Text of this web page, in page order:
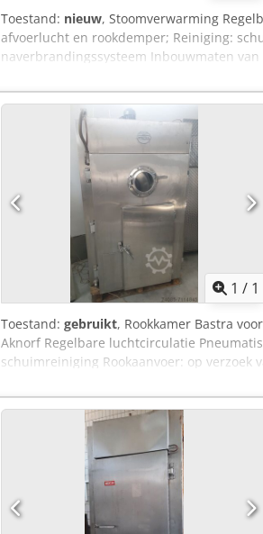
Toestand: nieuw, Stoomverwarming
afvoerlucht en rookdemper; Reiniging:
naverbrandingssysteem Inbouwmaten
1 / 1
Toestand: gebruikt, Rookkamer Bastra
Aknorf Regelbare luchtcirculatie
schuimreiniging Rookaanvoer: op verzoek
naverbrandingssysteem Inbouwmaten
Afmetingen van de trolley in cm :
14.000 EUR Leveringstermijn: 30